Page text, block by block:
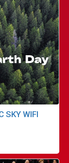
SKY WIFI